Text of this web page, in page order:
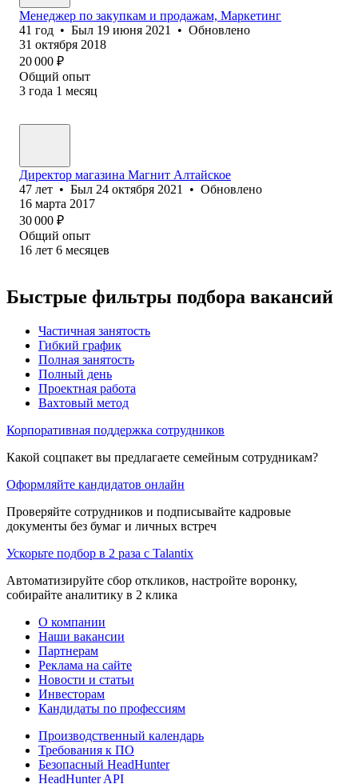
Менеджер по закупкам и продажам, Маркетинг
41 год • Был 19 июня 2021 • Обновлено
31 октября 2018
20 000 ₽
Общий опыт
3 года 1 месяц
Директор магазина Магнит Алтайское
47 лет • Был 24 октября 2021 • Обновлено
16 марта 2017
30 000 ₽
Общий опыт
16 лет 6 месяцев
Быстрые фильтры подбора вакансий
Частичная занятость
Гибкий график
Полная занятость
Полный день
Проектная работа
Вахтовый метод
Корпоративная поддержка сотрудников
Какой соцпакет вы предлагаете семейным сотрудникам?
Оформляйте кандидатов онлайн
Проверяйте сотрудников и подписывайте кадровые
документы без бумаг и личных встреч
Ускорьте подбор в 2 раза с Talantix
Автоматизируйте сбор откликов, настройте воронку,
собирайте аналитику в 2 клика
О компании
Наши вакансии
Партнерам
Реклама на сайте
Новости и статьи
Инвесторам
Кандидаты по профессиям
Производственный календарь
Требования к ПО
Безопасный HeadHunter
HeadHunter API